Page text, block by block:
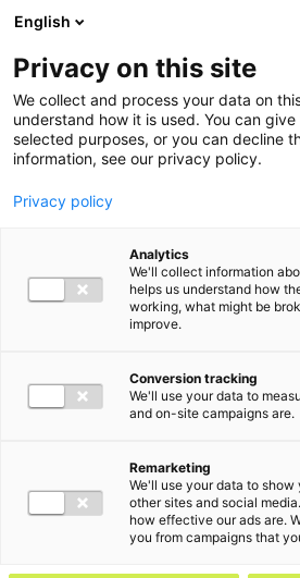
Ga direct naar de inhoud
English
Privacy on this site
We collect and process your data on
understand how it is used. You can
selected purposes, or you can decline
information, see our privacy policy.
Privacy policy
Analytics
We'll collect information
helps us understand how
working, what might be
improve.
Conversion tracking
We'll use your data to
and on-site campaigns are.
Remarketing
We'll use your data to
other sites and social
how effective our ads are.
you from campaigns that